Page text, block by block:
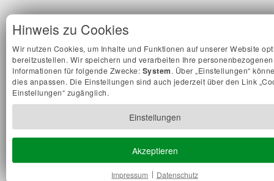
Hinweis zu Cookies
Wir nutzen Cookies, um Inhalte und Funktionen auf unserer Website
bereitzustellen. Wir speichern und verarbeiten Ihre personenbezogenen
Informationen für folgende Zwecke: System . Über „Einstellungen“
dies anpassen. Die Einstellungen sind auch jederzeit über den Link
Einstellungen“ zugänglich.
Einstellungen
Akzeptieren
Impressum Datenschutz
Über uns
News
Themen
Presse
News
Themen
Presse
Ost
Über uns